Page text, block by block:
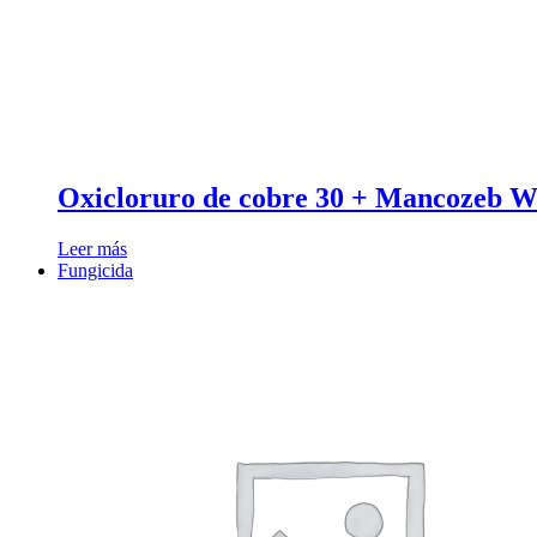
Oxicloruro de cobre 30 + Mancozeb
Leer más
Fungicida